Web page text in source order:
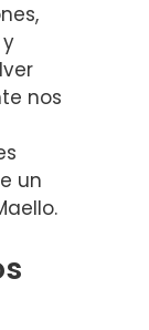
nos
un